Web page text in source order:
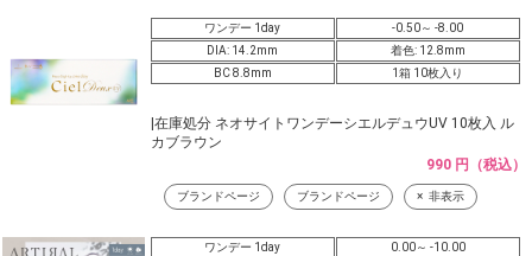
ワンデー 1day
-0.50～ -8.00
DIA: 14.2mm
着色: 12.8mm
BC 8.8mm
1箱 10枚入り
|在庫処分 ネオサイトワンデーシエルデュウUV 10枚入 ル
カブラウン
990 円（税込）
ブランドページ ブランドページ 非表示
ワンデー 1day
0.00～ -10.00